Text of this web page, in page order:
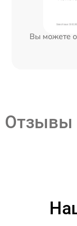
Вы можете
Отзывы